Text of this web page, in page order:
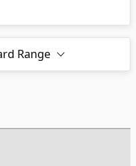
Range